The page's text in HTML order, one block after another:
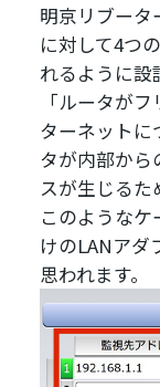
明京リブータ
に対して4つ
れるように設
「ルータが
ターネットに
タが内部から
スが生じるた
このような
けのLANアダ
思われます。